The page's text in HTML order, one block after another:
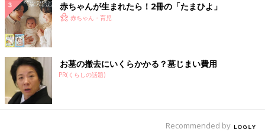
赤ちゃんが生まれたら！2冊の「たまひよ」
赤ちゃん・育児
お墓の撤去にいくらかかる？墓じまい費用
PR(くらしの話題)
Recommended by